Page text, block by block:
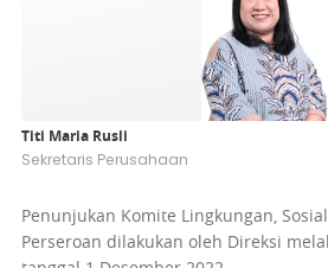
Titi Maria Rusli
Sekretaris Perusahaan
Penunjukan Komite Lingkungan,
Perseroan dilakukan oleh Direksi